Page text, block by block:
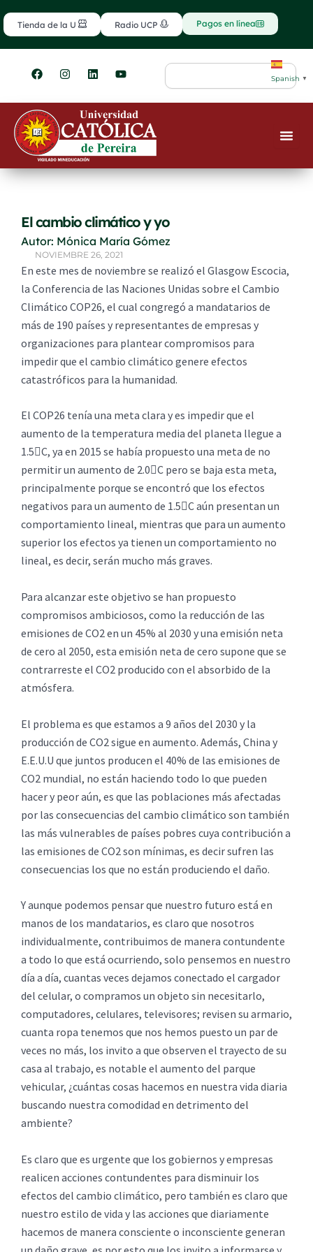
al
contenido
Tienda de la U Radio UCP Pagos en línea
F
a
e
b
o
o
k
I
n
t
g
r
m
L
i
k
e
d
i
n
Y
o
t
u
b
e
Search
Spanish ▼
El cambio climático y yo
Autor: Mónica María Gómez
NOVIEMBRE 26, 2021
En este mes de noviembre se realizó el Glasgow Escocia,
la Conferencia de las Naciones Unidas sobre el Cambio
Climático COP26, el cual congregó a mandatarios de
más de 190 países y representantes de empresas y
organizaciones para plantear compromisos para
impedir que el cambio climático genere efectos
catastróficos para la humanidad.
El COP26 tenía una meta clara y es impedir que el
aumento de la temperatura media del planeta llegue a
1.5C, ya en 2015 se había propuesto una meta de no
permitir un aumento de 2.0C pero se baja esta meta,
principalmente porque se encontró que los efectos
negativos para un aumento de 1.5C aún presentan un
comportamiento lineal, mientras que para un aumento
superior los efectos ya tienen un comportamiento no
lineal, es decir, serán mucho más graves.
Para alcanzar este objetivo se han propuesto
compromisos ambiciosos, como la reducción de las
emisiones de CO2 en un 45% al 2030 y una emisión neta
de cero al 2050, esta emisión neta de cero supone que se
contrarreste el CO2 producido con el absorbido de la
atmósfera.
El problema es que estamos a 9 años del 2030 y la
producción de CO2 sigue en aumento. Además, China y
E.E.U.U que juntos producen el 40% de las emisiones de
CO2 mundial, no están haciendo todo lo que pueden
hacer y peor aún, es que las poblaciones más afectadas
por las consecuencias del cambio climático son también
las más vulnerables de países pobres cuya contribución a
las emisiones de CO2 son mínimas, es decir sufren las
consecuencias los que no están produciendo el daño.
Y aunque podemos pensar que nuestro futuro está en
manos de los mandatarios, es claro que nosotros
individualmente, contribuimos de manera contundente
a todo lo que está ocurriendo, solo pensemos en nuestro
día a día, cuantas veces dejamos conectado el cargador
del celular, o compramos un objeto sin necesitarlo,
computadores, celulares, televisores; revisen su armario,
cuanta ropa tenemos que nos hemos puesto un par de
veces no más, los invito a que observen el trayecto de su
casa al trabajo, es notable el aumento del parque
vehicular, ¿cuántas cosas hacemos en nuestra vida diaria
buscando nuestra comodidad en detrimento del
ambiente?
Es claro que es urgente que los gobiernos y empresas
realicen acciones contundentes para disminuir los
efectos del cambio climático, pero también es claro que
nuestro estilo de vida y las acciones que diariamente
hacemos de manera consciente o inconsciente generan